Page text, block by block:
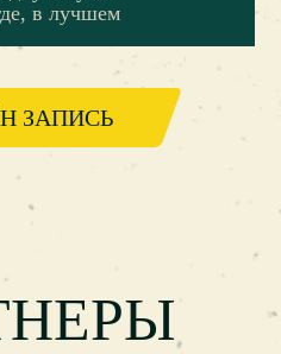
в лучшем
ЗАПИСЬ